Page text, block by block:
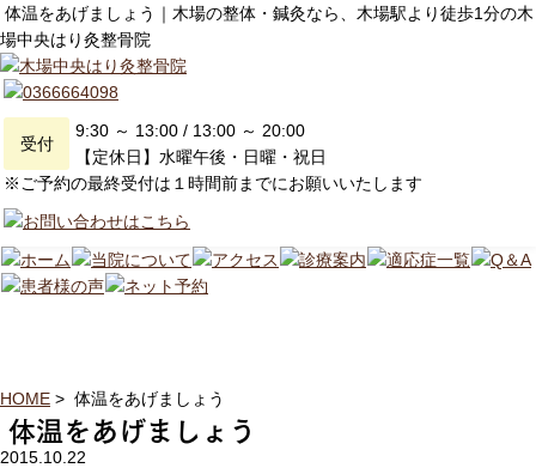
体温をあげましょう｜木場の整体・鍼灸なら、木場駅より徒歩1分の木
場中央はり灸整骨院
受付
9:30 ～ 13:00 / 13:00 ～ 20:00
【定休日】水曜午後・日曜・祝日
※ご予約の最終受付は１時間前までにお願いいたします
HOME > 体温をあげましょう
体温をあげましょう
2015.10.22